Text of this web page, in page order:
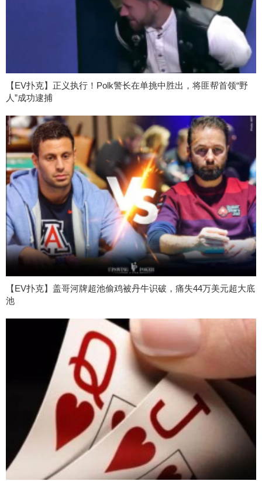
【EV扑克】正义执行！Polk警长在单挑中胜出，将匪帮首领“野
人”成功逮捕
【EV扑克】盖哥河牌超池偷鸡被丹牛识破，痛失44万美元超大底
池